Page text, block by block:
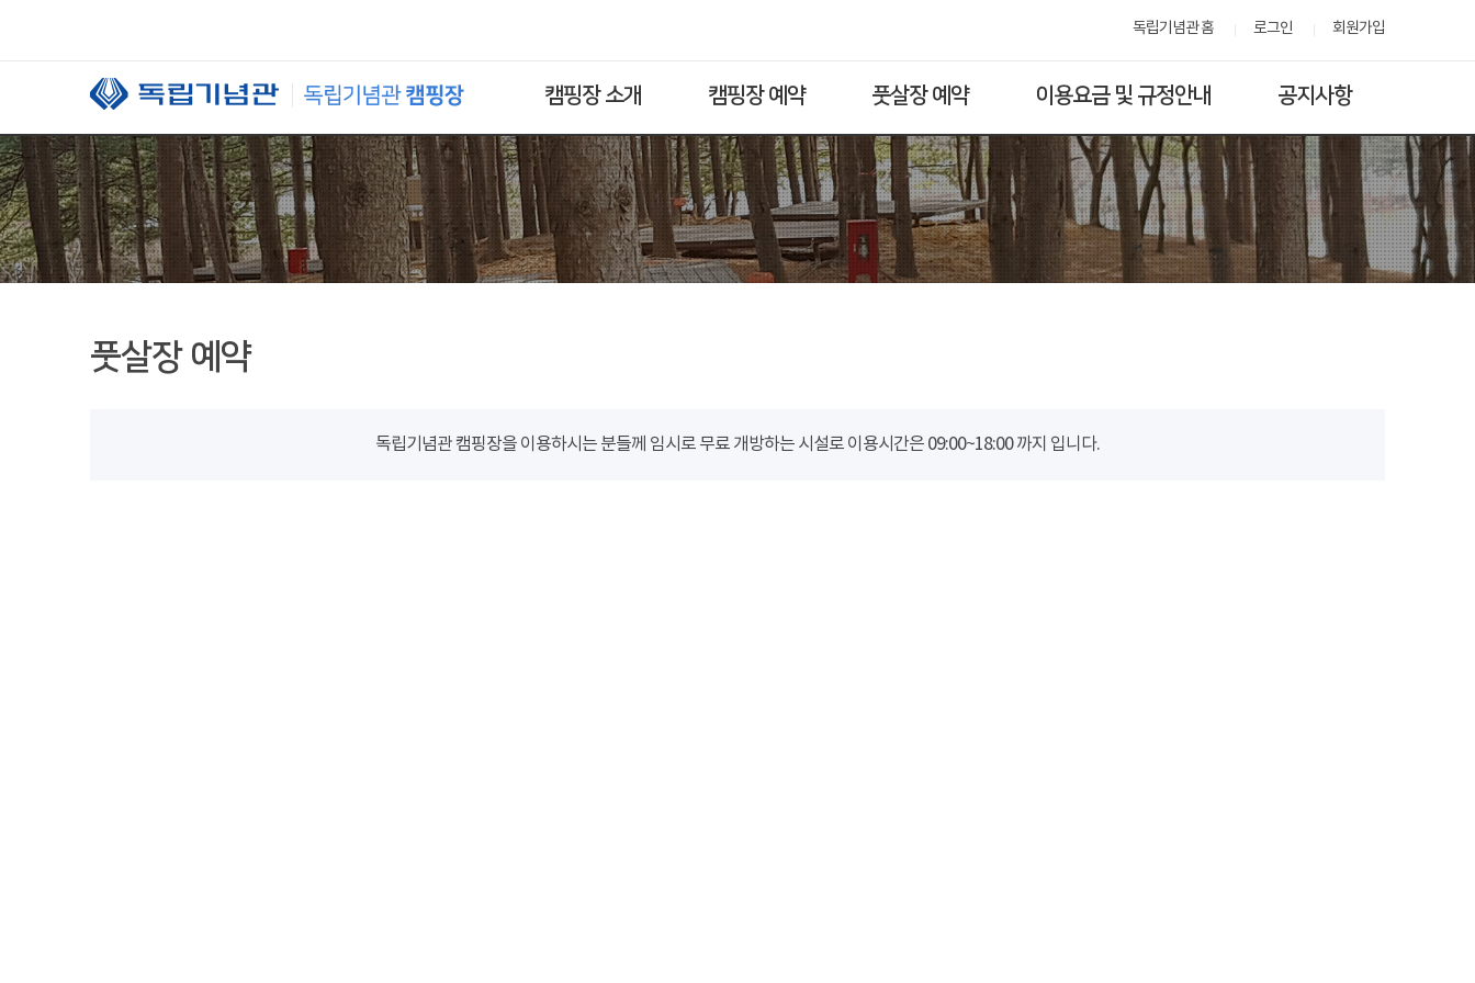
독립기념관 홈 로그인 회원가입
캠핑장 소개 캠핑장 예약 풋살장 예약 이용요금 및 규정안내 공지사항
풋살장 예약
독립기념관 캠핑장을 이용하시는 분들께 임시로 무료 개방하는 시설로 이용시간은 09:00~18:00 까지 입니다.